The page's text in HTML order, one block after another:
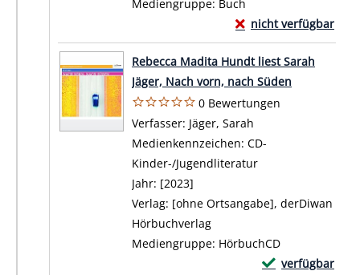
Mediengruppe: Buch
nicht verfügbar
Exemplar-Details von
Zum Download von
Rebecca Madita Hundt liest Sarah
Jäger, Nach vorn, nach Süden
0 Bewertungen
Verfasser: Jäger, Sarah
Medienkennzeichen: CD-
Kinder-/Jugendliteratur
Jahr: [2023]
Verlag: [ohne Ortsangabe], derDiwan
Hörbuchverlag
Mediengruppe: HörbuchCD
verfügbar
Exemplar-